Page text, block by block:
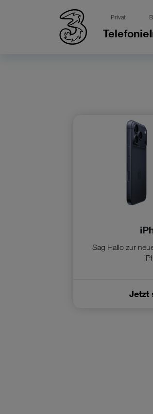
Privat
Telefonie
Sag Hallo zur
Jetzt